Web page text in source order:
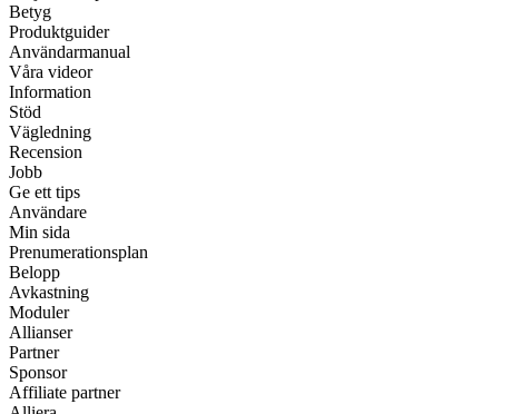
Betyg
Produktguider
Användarmanual
Våra videor
Information
Stöd
Vägledning
Recension
Jobb
Ge ett tips
Användare
Min sida
Prenumerationsplan
Belopp
Avkastning
Moduler
Allianser
Partner
Sponsor
Affiliate partner